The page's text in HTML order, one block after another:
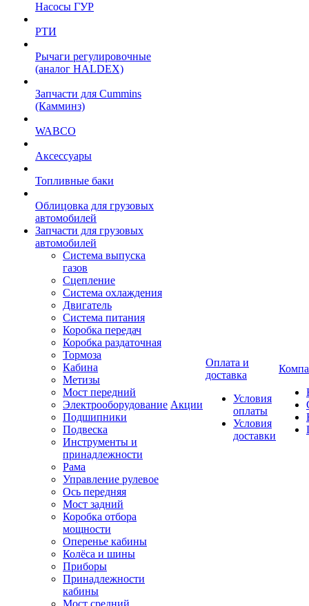
Насосы ГУР
РТИ
Рычаги регулировочные
(аналог HALDEX)
Запчасти для Cummins
(Камминз)
WABCO
Аксессуары
Топливные баки
Облицовка для грузовых
автомобилей
Запчасти для грузовых
автомобилей
Система выпуска
газов
Сцепление
Система охлаждения
Двигатель
Система питания
Коробка передач
Коробка раздаточная
Тормоза
Кабина
Метизы
Мост передний
Электрооборудование
Подшипники
Подвеска
Инструменты и
принадлежности
Рама
Управление рулевое
Ось передняя
Мост задний
Коробка отбора
мощности
Оперенье кабины
Колёса и шины
Приборы
Принадлежности
кабины
Акции
Оплата и
доставка
Условия
оплаты
Условия
доставки